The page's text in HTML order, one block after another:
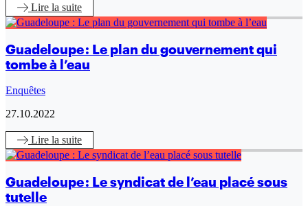
Lire la suite
Guadeloupe : Le plan du gouvernement qui
tombe à l’eau
Enquêtes
27.10.2022
Lire la suite
Guadeloupe : Le syndicat de l’eau placé sous
tutelle